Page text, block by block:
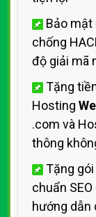
Bảo mật
chống
độ giải mã
Tặng
Hosting
.com và
thông
Tặng
chuẩn
hướng dẫn